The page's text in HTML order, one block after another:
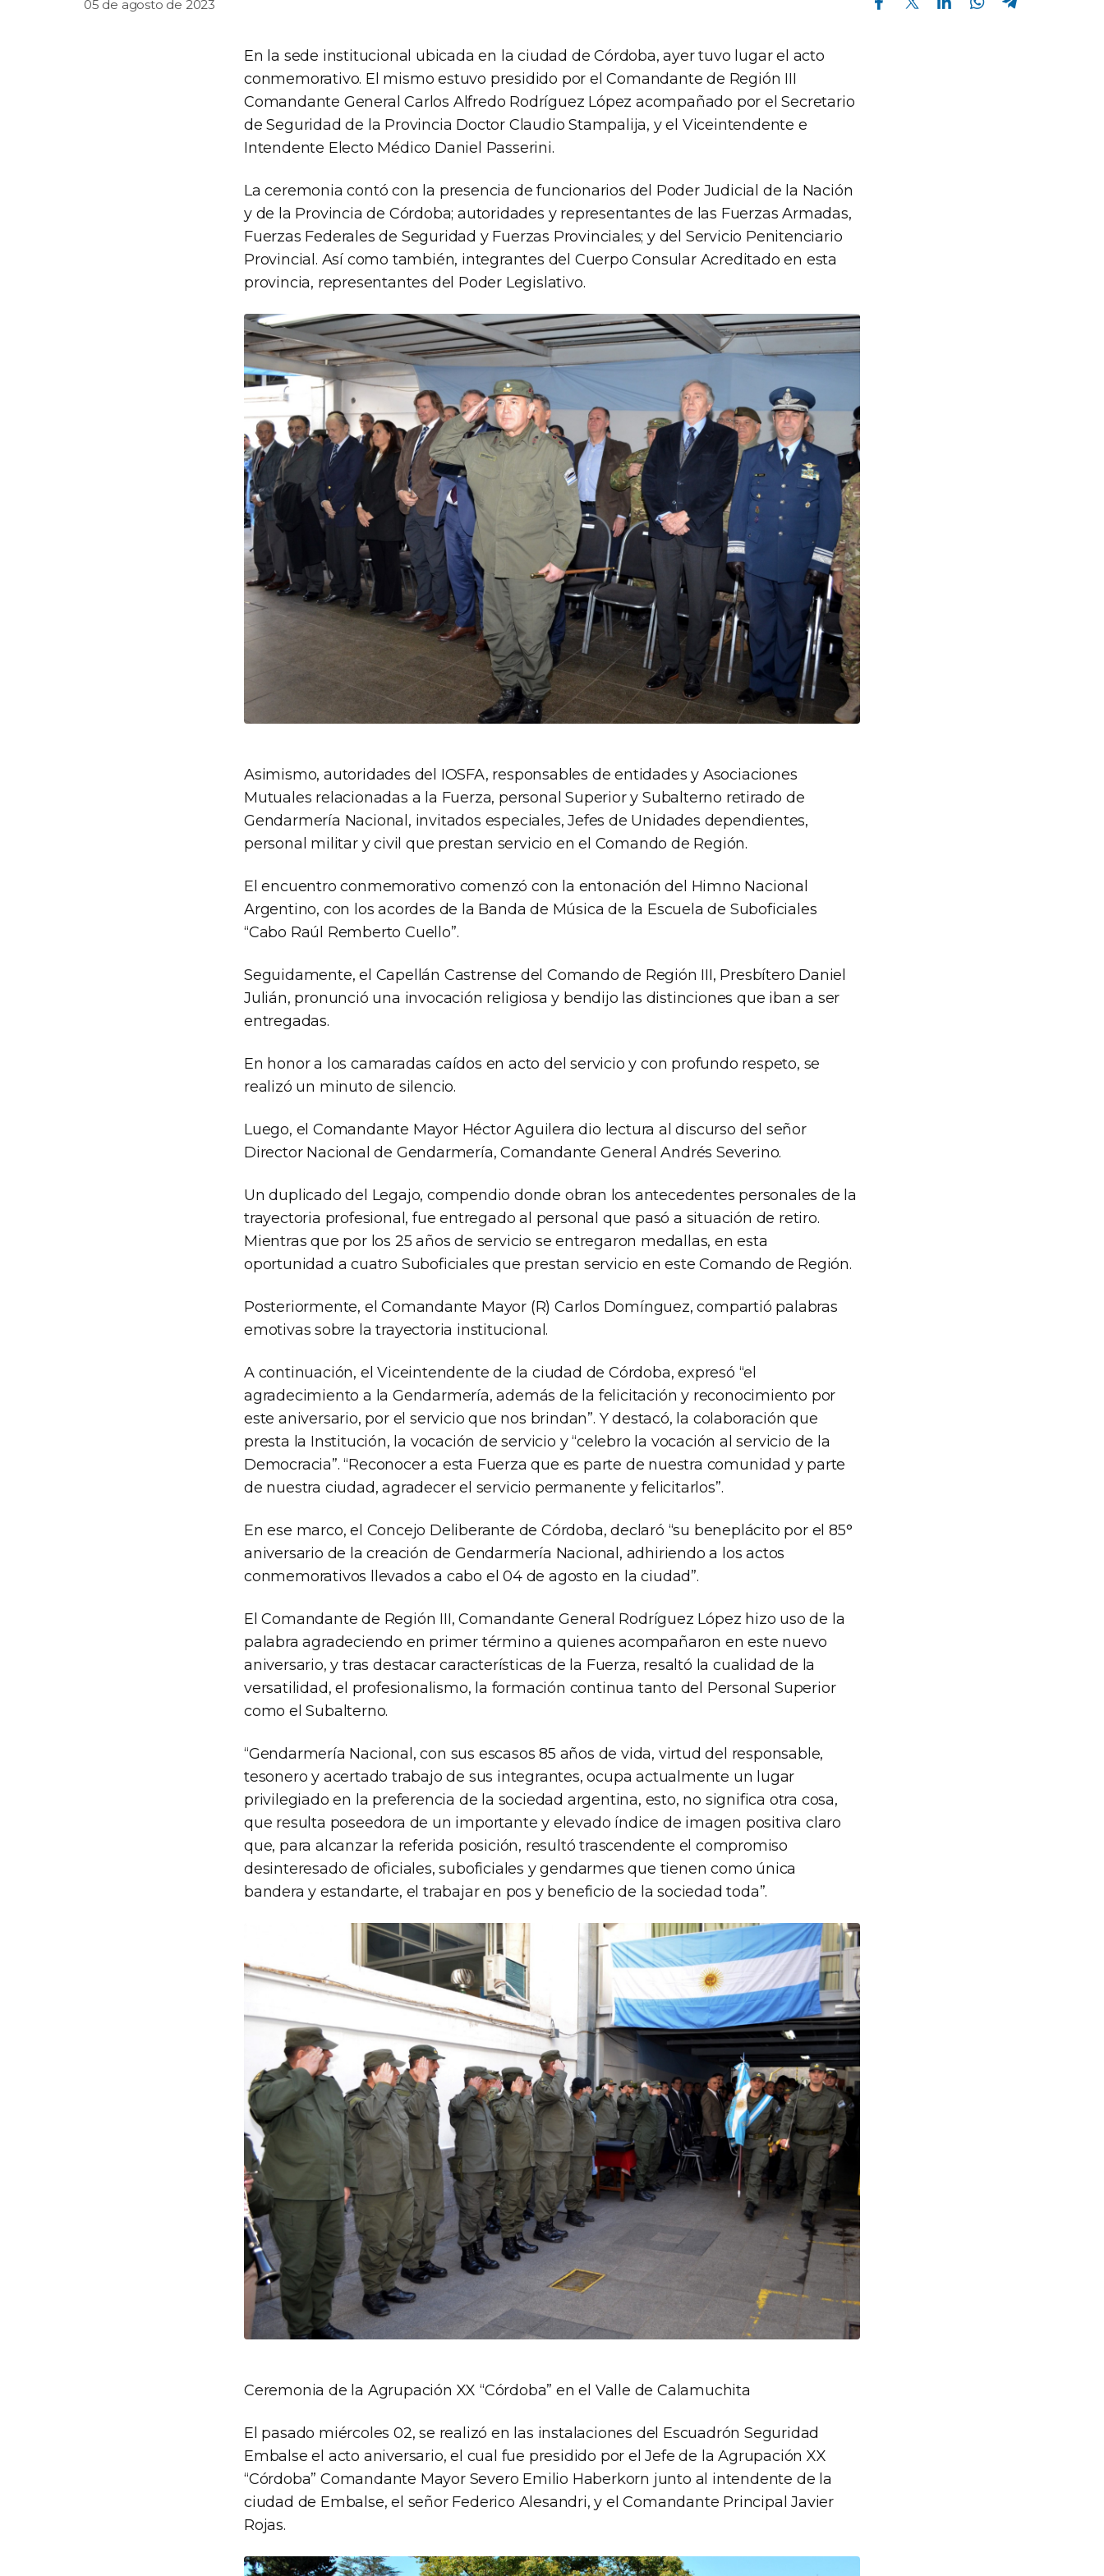
05 de agosto de 2023
En la sede institucional ubicada en la ciudad de Córdoba, ayer tuvo lugar el acto
conmemorativo. El mismo estuvo presidido por el Comandante de Región III
Comandante General Carlos Alfredo Rodríguez López acompañado por el Secretario
de Seguridad de la Provincia Doctor Claudio Stampalija, y el Viceintendente e
Intendente Electo Médico Daniel Passerini.
La ceremonia contó con la presencia de funcionarios del Poder Judicial de la Nación
y de la Provincia de Córdoba; autoridades y representantes de las Fuerzas Armadas,
Fuerzas Federales de Seguridad y Fuerzas Provinciales; y del Servicio Penitenciario
Provincial. Así como también, integrantes del Cuerpo Consular Acreditado en esta
provincia, representantes del Poder Legislativo.
Asimismo, autoridades del IOSFA, responsables de entidades y Asociaciones
Mutuales relacionadas a la Fuerza, personal Superior y Subalterno retirado de
Gendarmería Nacional, invitados especiales, Jefes de Unidades dependientes,
personal militar y civil que prestan servicio en el Comando de Región.
El encuentro conmemorativo comenzó con la entonación del Himno Nacional
Argentino, con los acordes de la Banda de Música de la Escuela de Suboficiales
“Cabo Raúl Remberto Cuello”.
Seguidamente, el Capellán Castrense del Comando de Región III, Presbítero Daniel
Julián, pronunció una invocación religiosa y bendijo las distinciones que iban a ser
entregadas.
En honor a los camaradas caídos en acto del servicio y con profundo respeto, se
realizó un minuto de silencio.
Luego, el Comandante Mayor Héctor Aguilera dio lectura al discurso del señor
Director Nacional de Gendarmería, Comandante General Andrés Severino.
Un duplicado del Legajo, compendio donde obran los antecedentes personales de la
trayectoria profesional, fue entregado al personal que pasó a situación de retiro.
Mientras que por los 25 años de servicio se entregaron medallas, en esta
oportunidad a cuatro Suboficiales que prestan servicio en este Comando de Región.
Posteriormente, el Comandante Mayor (R) Carlos Domínguez, compartió palabras
emotivas sobre la trayectoria institucional.
A continuación, el Viceintendente de la ciudad de Córdoba, expresó “el
agradecimiento a la Gendarmería, además de la felicitación y reconocimiento por
este aniversario, por el servicio que nos brindan”. Y destacó, la colaboración que
presta la Institución, la vocación de servicio y “celebro la vocación al servicio de la
Democracia”. “Reconocer a esta Fuerza que es parte de nuestra comunidad y parte
de nuestra ciudad, agradecer el servicio permanente y felicitarlos”.
En ese marco, el Concejo Deliberante de Córdoba, declaró “su beneplácito por el 85°
aniversario de la creación de Gendarmería Nacional, adhiriendo a los actos
conmemorativos llevados a cabo el 04 de agosto en la ciudad”.
El Comandante de Región III, Comandante General Rodríguez López hizo uso de la
palabra agradeciendo en primer término a quienes acompañaron en este nuevo
aniversario, y tras destacar características de la Fuerza, resaltó la cualidad de la
versatilidad, el profesionalismo, la formación continua tanto del Personal Superior
como el Subalterno.
“Gendarmería Nacional, con sus escasos 85 años de vida, virtud del responsable,
tesonero y acertado trabajo de sus integrantes, ocupa actualmente un lugar
privilegiado en la preferencia de la sociedad argentina, esto, no significa otra cosa,
que resulta poseedora de un importante y elevado índice de imagen positiva claro
que, para alcanzar la referida posición, resultó trascendente el compromiso
desinteresado de oficiales, suboficiales y gendarmes que tienen como única
bandera y estandarte, el trabajar en pos y beneficio de la sociedad toda”.
Ceremonia de la Agrupación XX “Córdoba” en el Valle de Calamuchita
El pasado miércoles 02, se realizó en las instalaciones del Escuadrón Seguridad
Embalse el acto aniversario, el cual fue presidido por el Jefe de la Agrupación XX
“Córdoba” Comandante Mayor Severo Emilio Haberkorn junto al intendente de la
ciudad de Embalse, el señor Federico Alesandri, y el Comandante Principal Javier
Rojas.